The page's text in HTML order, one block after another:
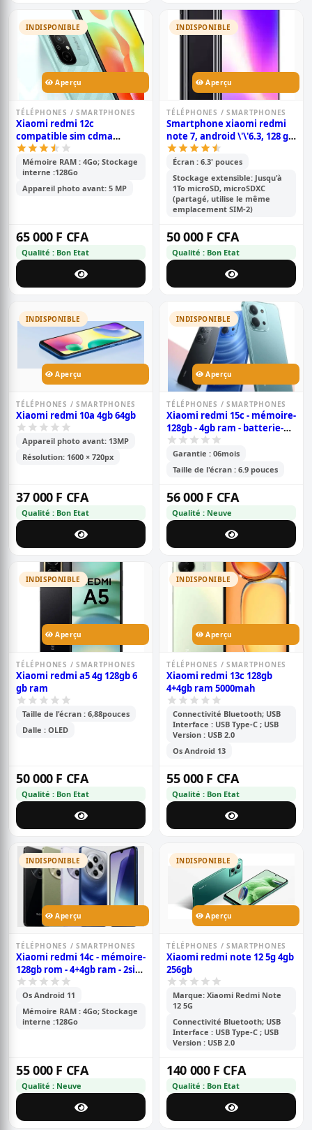
INDISPONIBLE
Aperçu
TÉLÉPHONES / SMARTPHONES
Xiaomi redmi 12c
compatible sim cdma
camtel - 6.71\' - mémoire-
128go /4go ram -2sim-
caméra - 50mp+0.8mp/5mp -
batterie - 5000 mah - 6 mois
Mémoire RAM : 4Go; Stockage
interne :128Go
Appareil photo avant: 5 MP
65 000 F CFA
Qualité : Bon Etat
INDISPONIBLE
Aperçu
TÉLÉPHONES / SMARTPHONES
Smartphone xiaomi redmi
note 7, android \'\'6.3, 128 go
rom, 6 go ram, double
capteur photo 48+5 mp,
batterie de 4000mah;
snapdragon 630
Écran : 6.3' pouces
Stockage extensible: Jusqu'à
1To microSD, microSDXC
(partagé, utilise le même
emplacement SIM-2)
50 000 F CFA
Qualité : Bon Etat
INDISPONIBLE
Aperçu
TÉLÉPHONES / SMARTPHONES
Xiaomi redmi 10a 4gb 64gb
Appareil photo avant: 13MP
Résolution: 1600 × 720px
37 000 F CFA
Qualité : Bon Etat
INDISPONIBLE
Aperçu
TÉLÉPHONES / SMARTPHONES
Xiaomi redmi 15c - mémoire-
128gb - 4gb ram - batterie-
6000mah - 2sim - caméra-
50+2mp - 6.9 pouces -
garantie 6 mois
Garantie : 06mois
Taille de l'écran : 6.9 pouces
56 000 F CFA
Qualité : Neuve
INDISPONIBLE
Aperçu
TÉLÉPHONES / SMARTPHONES
Xiaomi redmi a5 4g 128gb 6
gb ram
Taille de l'écran : 6,88pouces
Dalle : OLED
50 000 F CFA
Qualité : Bon Etat
INDISPONIBLE
Aperçu
TÉLÉPHONES / SMARTPHONES
Xiaomi redmi 13c 128gb
4+4gb ram 5000mah
Connectivité Bluetooth; USB
Interface : USB Type-C ; USB
Version : USB 2.0
Os Android 13
55 000 F CFA
Qualité : Bon Etat
INDISPONIBLE
Aperçu
TÉLÉPHONES / SMARTPHONES
Xiaomi redmi 14c - mémoire-
128gb rom - 4+4gb ram - 2sim
- caméra 50+2+2mp -
batterie- 5160mah - 6.88
pouces- garantie 6 mois
Os Android 11
Mémoire RAM : 4Go; Stockage
interne :128Go
55 000 F CFA
Qualité : Neuve
INDISPONIBLE
Aperçu
TÉLÉPHONES / SMARTPHONES
Xiaomi redmi note 12 5g 4gb
256gb
Marque: Xiaomi Redmi Note
12 5G
Connectivité Bluetooth; USB
Interface : USB Type-C ; USB
Version : USB 2.0
140 000 F CFA
Qualité : Bon Etat